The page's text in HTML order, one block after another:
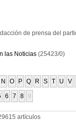
de prensa del
las Noticias (25423/0)
N O P Q R S T U V
6 7 8 9
artículos